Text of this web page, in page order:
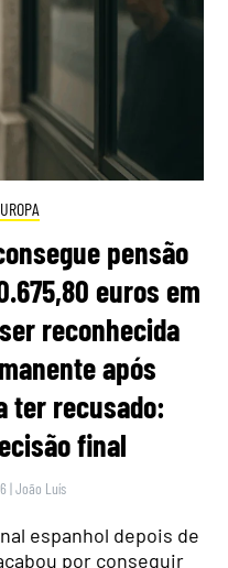
pensão
euros em
reconhecida
após
ter recusado:
final
|João Luís
espanhol depois de
por conseguir